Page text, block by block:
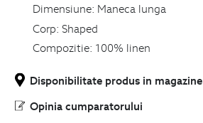
Dimensiune: Maneca lunga
Corp: Shaped
Compozitie: 100% linen
Disponibilitate produs in magazine
Opinia cumparatorului